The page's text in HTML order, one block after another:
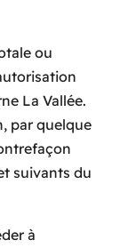
ou
La Vallée.
par quelque
suivants du
à